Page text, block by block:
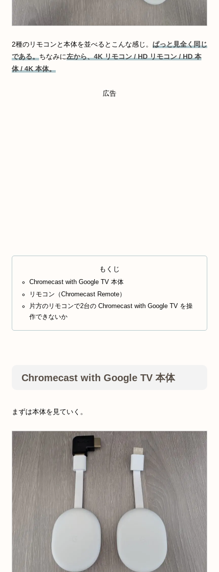
2種のリモコンと本体を並べるとこんな感じ。 ぱっと見全く同じ
である。ちなみに左から、4K リモコン / HD リモコン / HD 本
体 / 4K 本体。
広告
もくじ
Chromecast with Google TV 本体
リモコン（Chromecast Remote）
片方のリモコンで2台の Chromecast with Google TV を操
作できないか
Chromecast with Google TV 本体
まずは本体を見ていく。